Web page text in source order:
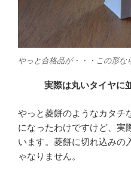
やっと合格品が・・・この形な
実際は丸いタイヤに
やっと菱餅のようなカタチ
になったわけですけど、実
います。菱餅に切れ込みの
ゃなりません。